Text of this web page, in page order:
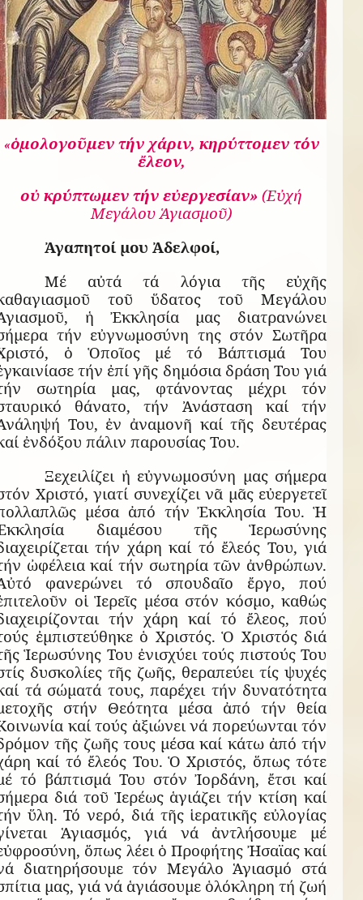
«ὁμολογοῦμεν τήν χάριν, κηρύττομεν τόν
ἔλεον,
οὐ κρύπτωμεν τήν εὐεργεσίαν» (Εὐχή
Μεγάλου Ἁγιασμοῦ)
Ἀγαπητοί μου Ἀδελφοί,
Μέ αὐτά τά λόγια τῆς εὐχῆς
τοῦ ὕδατος τοῦ Μεγάλου
ἡ Ἐκκλησία μας διατρανώνει
τήν εὐγνωμοσύνη της στόν Σωτῆρα
ὁ Ὁποῖος μέ τό Βάπτισμά Του
τήν ἐπί γῆς δημόσια δράση Του γιά
σωτηρία μας, φτάνοντας μέχρι τόν
θάνατο, τήν Ἀνάσταση καί τήν
Του, ἐν ἀναμονῆ καί τῆς δευτέρας
ἐνδόξου πάλιν παρουσίας Του.
Ξεχειλίζει ἡ εὐγνωμοσύνη μας σήμερα
Χριστό, γιατί συνεχίζει νᾶ μᾶς εὐεργετεῖ
μέσα ἀπό τήν Ἐκκλησία Του. Ἡ
διαμέσου τῆς Ἱερωσύνης
τήν χάρη καί τό ἔλεός Του, γιά
ὠφέλεια καί τήν σωτηρία τῶν ἀνθρώπων.
φανερώνει τό σπουδαῖο ἔργο, πού
οἱ Ἱερεῖς μέσα στόν κόσμο, καθώς
τήν χάρη καί τό ἔλεος, πού
ἐμπιστεύθηκε ὁ Χριστός. Ὁ Χριστός διά
Ἱερωσύνης Του ἐνισχύει τούς πιστούς Του
δυσκολίες τῆς ζωῆς, θεραπεύει τίς ψυχές
τά σώματά τους, παρέχει τήν δυνατότητα
στήν Θεότητα μέσα ἀπό τήν θεία
καί τούς ἀξιώνει νά πορεύωνται τόν
τῆς ζωῆς τους μέσα καί κάτω ἀπό τήν
καί τό ἔλεός Του. Ὁ Χριστός, ὅπως τότε
τό βάπτισμά Του στόν Ἰορδάνη, ἔτσι καί
διά τοῦ Ἱερέως ἁγιάζει τήν κτίση καί
ὕλη. Τό νερό, διά τῆς ἱερατικῆς εὐλογίας
Ἁγιασμός, γιά νά ἀντλήσουμε μέ
ὅπως λέει ὁ Προφήτης Ἠσαϊας καί
διατηρήσουμε τόν Μεγάλο Ἁγιασμό στά
μας, γιά νά ἁγιάσουμε ὁλόκληρη τή ζωή